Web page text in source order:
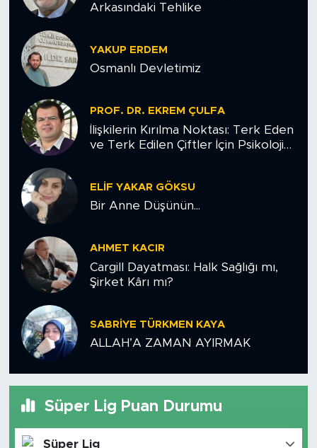
Arkasındaki Tehlike
YAKUP ERDEM
Osmanlı Devletimiz
PROF. DR. EKREM ÇULFA
İlişkilerin Kırılma Noktası: Terk Eden
ve Terk Edilen Çiftler İçin Psikolojik
ELIF YAKAR GÖKSU
Bir Anne Düşünün...
AHMET KACIR
Cargill Dayatması: Halk Sağlığı mı,
Şirket Kârı mı?
SABRIYE TÜRKMEN KAYA
ALLAH’A ZAMAN AYIRMAK
Süper Lig Puan Durumu
Süper Lig
SİYASET
MEDYA KÖŞESİ
FOTO GALERİ
VİDEOLAR
ALINTI YAZARLAR
SOSYAL MEDYA